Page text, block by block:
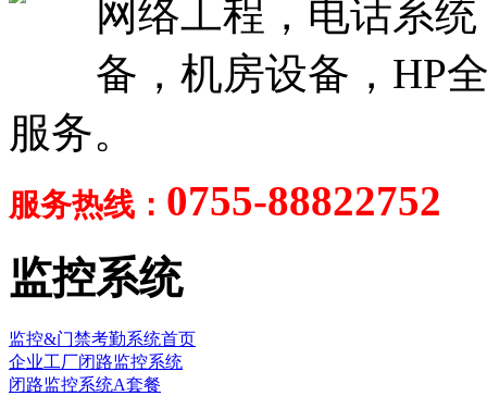
网络工程，电话系
备，机房设备，HP
服务。
服务热线： 0755-88822752
监控系统
监控&门禁考勤系统首页
企业工厂闭路监控系统
闭路监控系统A套餐